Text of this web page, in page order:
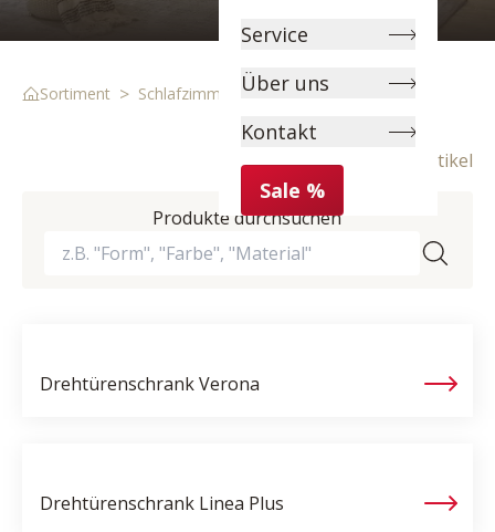
Service
Über uns
Kontakt
Sale %
Sortiment > Schlafzimmer > Kleiderschränke
Produkte durchsuchen
30 Artikel
DrehtürenschrankVerona
Drehtürenschrank Linea Plus